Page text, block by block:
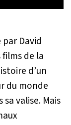
David
de la
d’un
du monde
valise. Mais